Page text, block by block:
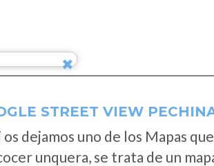
STREET VIEW
dejamos uno de los Mapas
unquera, se trata de un